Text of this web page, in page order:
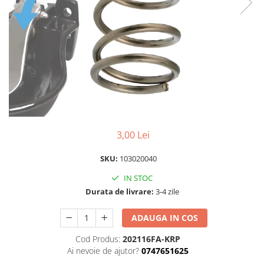
Izolatori pentru poartǎ
Izolatori Speciali
Izolatori pentru sistem T-POST
Pachete Gard electric
Gard electric pentru Animale
sălbatice
Gard Electric pentru Bovine, Oi,
Gard electric pentru Cai, Câini,
Pachete cu Impulsator + Panou +
Accesorii gard Electric
Alimentator Gard Electric
Cabluri Auxiliare
3,00 Lei
SKU: 103020040
IN STOC
Durata de livrare: 3-4 zile
ADAUGA IN COS
Cod Produs: 202116FA-KRP
Ai nevoie de ajutor? 0747651625